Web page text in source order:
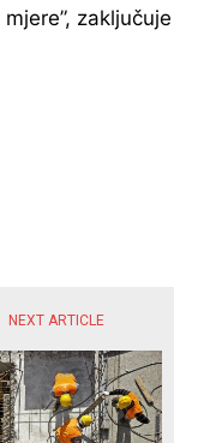
zaključuje
NEXT ARTICLE